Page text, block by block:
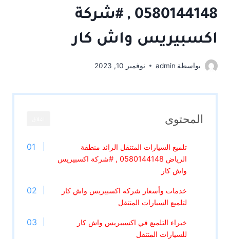
0580144148 , #شركة
اكسبيريس واش كار
بواسطة admin نوفمبر 10, 2023
المحتوى
تلميع السيارات المتنقل الرائد منطقة
الرياض 0580144148 , #شركة اكسبيريس
واش كار
خدمات وأسعار شركة اكسبيريس واش كار
لتلميع السيارات المتنقل
خبراء التلميع في اكسبيريس واش كار
للسيارات المتنقل